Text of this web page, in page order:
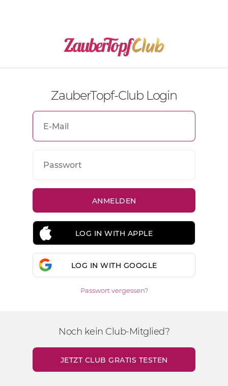
ZauberTopf-Club Login
LOG IN WITH APPLE
LOG IN WITH GOOGLE
Passwort vergessen?
Noch kein Club-Mitglied?
JETZT CLUB GRATIS TESTEN